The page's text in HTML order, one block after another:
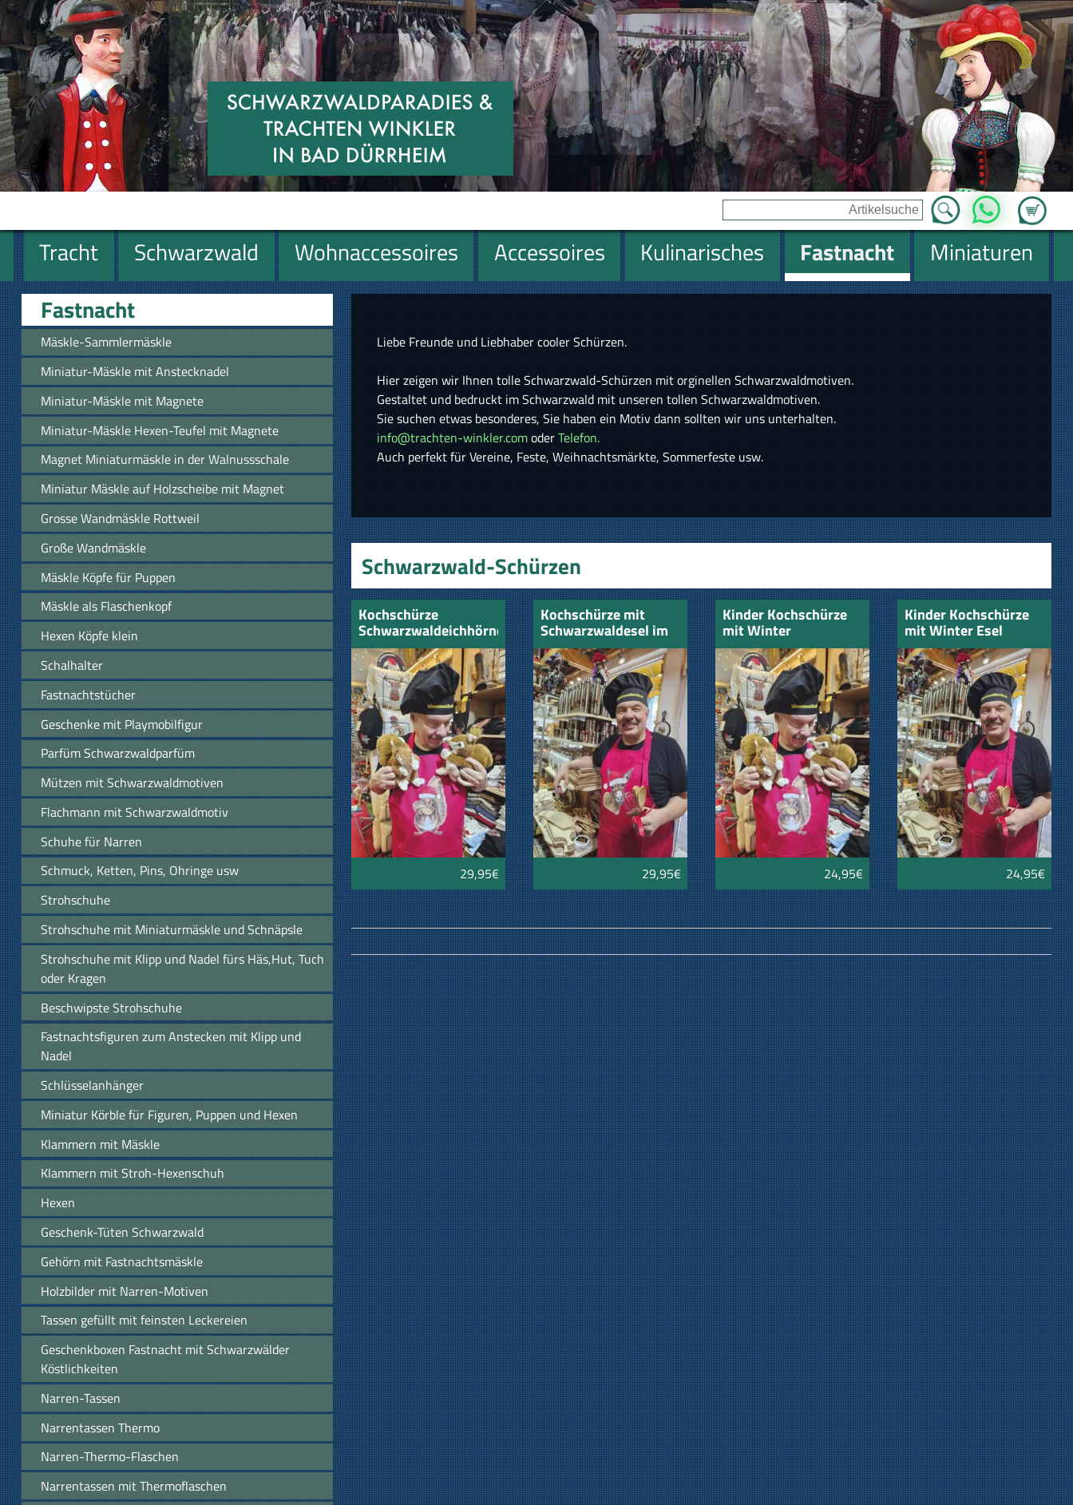
Zum
WhatsApp
Tracht Schwarzwald Wohnaccessoires Accessoires Kulinarisches Fastnacht
Miniaturen
Geschenke
Fastnacht
Mäskle-Sammlermäskle
Miniatur-Mäskle mit Anstecknadel
Miniatur-Mäskle mit Magnete
Miniatur-Mäskle Hexen-Teufel mit Magnete
Magnet Miniaturmäskle in der Walnussschale
Miniatur Mäskle auf Holzscheibe mit Magnet
Grosse Wandmäskle Rottweil
Große Wandmäskle
Mäskle Köpfe für Puppen
Mäskle als Flaschenkopf
Hexen Köpfe klein
Schalhalter
Fastnachtstücher
Geschenke mit Playmobilfigur
Parfüm Schwarzwaldparfüm
Mützen mit Schwarzwaldmotiven
Flachmann mit Schwarzwaldmotiv
Schuhe für Narren
Schmuck, Ketten, Pins, Ohringe usw
Strohschuhe
Strohschuhe mit Miniaturmäskle und Schnäpsle
Strohschuhe mit Klipp und Nadel fürs Häs,Hut, Tuch
oder Kragen
Beschwipste Strohschuhe
Fastnachtsfiguren zum Anstecken mit Klipp und
Nadel
Schlüsselanhänger
Miniatur Körble für Figuren, Puppen und Hexen
Klammern mit Mäskle
Klammern mit Stroh-Hexenschuh
Hexen
Geschenk-Tüten Schwarzwald
Gehörn mit Fastnachtsmäskle
Holzbilder mit Narren-Motiven
Tassen gefüllt mit feinsten Leckereien
Geschenkboxen Fastnacht mit Schwarzwälder
Köstlichkeiten
Narren-Tassen
Narrentassen Thermo
Narren-Thermo-Flaschen
Narrentassen mit Thermoflaschen
Liebe Freunde und Liebhaber cooler Schürzen.
Hier zeigen wir Ihnen tolle Schwarzwald-Schürzen mit orginellen Schwarzwaldmotiven.
Gestaltet und bedruckt im Schwarzwald mit unseren tollen Schwarzwaldmotiven.
Sie suchen etwas besonderes, Sie haben ein Motiv dann sollten wir uns unterhalten.
info@trachten-winkler.comoderTelefon.
Auch perfekt für Vereine, Feste, Weihnachtsmärkte, Sommerfeste usw.
Schwarzwald-Schürzen
Kochschürze
Schwarzwaldeichhörnchen
im Winterlook
29,95€
Kochschürze mit
Schwarzwaldesel im
Winterlook
29,95€
Kinder Kochschürze
mit Winter
Eichhörnchen
24,95€
Kinder Kochschürze
mit Winter Esel
24,95€